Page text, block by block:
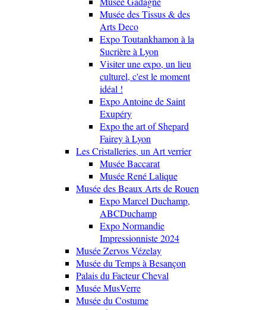
Musée des Tissus & des
Arts Deco
Expo Toutankhamon à la
Sucrière à Lyon
Visiter une expo, un lieu
culturel, c'est le moment
idéal !
Expo Antoine de Saint
Exupéry
Expo the art of Shepard
Fairey à Lyon
Les Cristalleries, un Art verrier
Musée Baccarat
Musée René Lalique
Musée des Beaux Arts de Rouen
Expo Marcel Duchamp,
ABCDuchamp
Expo Normandie
Impressionniste 2024
Musée Zervos Vézelay
Musée du Temps à Besançon
Palais du Facteur Cheval
Musée MusVerre
Musée du Costume